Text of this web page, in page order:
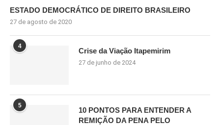
ESTADO DEMOCRÁTICO DE DIREITO BRASILEIRO
27 de agosto de 2020
4
Crise da Viação Itapemirim
27 de junho de 2024
5
10 PONTOS PARA ENTENDER A
REMIÇÃO DA PENA PELO